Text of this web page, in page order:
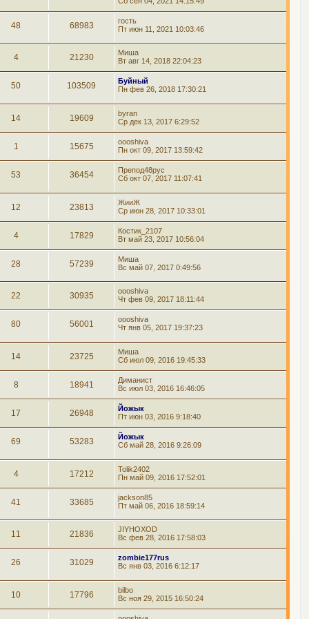
48 68983
гость
Пт июн 11, 2021 10:03:46
4 21230
Миша
Вт авг 14, 2018 22:04:23
50 103509
Буйный
Пн фев 26, 2018 17:30:21
14 19609
byran
Ср дек 13, 2017 6:29:52
1 15675
oooshiva
Пн окт 09, 2017 13:59:42
53 36454
Препод48рус
Сб окт 07, 2017 11:07:41
12 23813
ЖииЖ
Ср июн 28, 2017 10:33:01
4 17829
Костик_2107
Вт май 23, 2017 10:56:04
28 57239
Миша
Вс май 07, 2017 0:49:56
22 30935
oooshiva
Чт фев 09, 2017 18:11:44
80 56001
oooshiva
Чт янв 05, 2017 19:37:23
14 23725
Миша
Сб июл 09, 2016 19:45:33
8 18941
Диманист
Вс июл 03, 2016 16:46:05
17 26948
Йожык
Пт июн 03, 2016 9:18:40
69 53283
Йожык
Сб май 28, 2016 9:26:09
4 17212
Tolik2402
Пн май 09, 2016 17:52:01
41 33685
jackson85
Пт май 06, 2016 18:59:14
11 21836
JIYHOXOD
Вс фев 28, 2016 17:58:03
26 31029
zombie177rus
Вс янв 03, 2016 6:12:17
10 17796
bilbo
Вс ноя 29, 2015 16:50:24